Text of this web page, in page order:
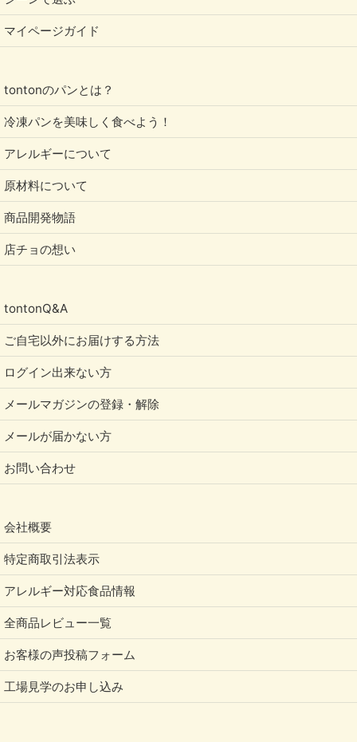
マイページガイド
tontonのパンとは？
冷凍パンを美味しく食べよう！
アレルギーについて
原材料について
商品開発物語
店チョの想い
tontonQ&A
ご自宅以外にお届けする方法
ログイン出来ない方
メールマガジンの登録・解除
メールが届かない方
お問い合わせ
会社概要
特定商取引法表示
アレルギー対応食品情報
全商品レビュー一覧
お客様の声投稿フォーム
工場見学のお申し込み